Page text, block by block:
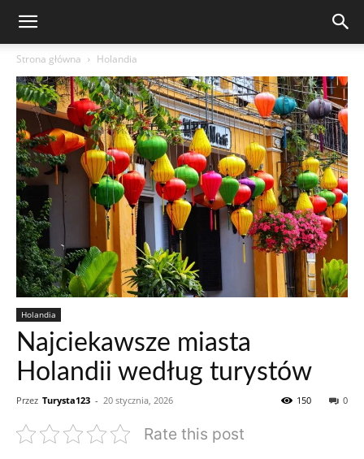
Strona główna Holandia
Holandia
Najciekawsze miasta
Holandii według turystów
Przez Turysta123 - 20 stycznia, 2026 0
150
Rate this post